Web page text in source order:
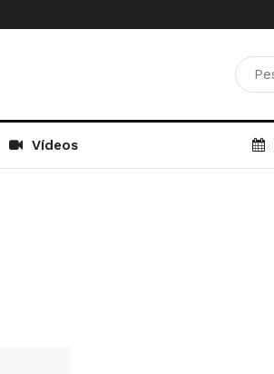
Vídeos